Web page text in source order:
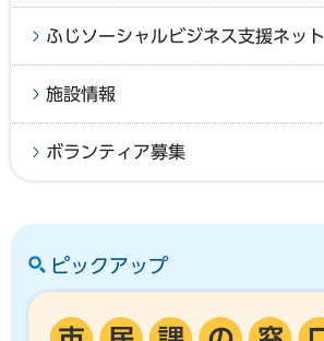
ふじソーシャルビジネス支援ネット
施設情報
ボランティア募集
ピックアップ